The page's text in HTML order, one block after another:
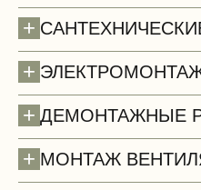
+
+
+ ДЕМОНТАЖНЫЕ
Полы (демонтаж)
+ МОНТАЖ